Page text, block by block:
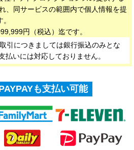
、同サービスの範囲内で個人情報を提
円（税込）迄です。
引につきましては銀行振込のみとな
払いには対応しておりません。
も支払い可能